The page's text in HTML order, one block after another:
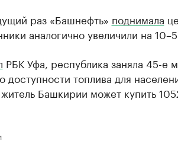
раз «Башнефть» поднимала
аналогично увеличили на
РБК Уфа, республика заняла 45-е
доступности топлива для
житель Башкирии может купить